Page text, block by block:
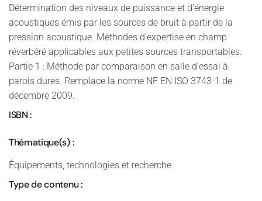
Détermination des niveaux de puissance et d'énergie
acoustiques émis par les sources de bruit à partir de la
pression acoustique. Méthodes d'expertise en champ
réverbéré applicables aux petites sources transportables.
Partie 1 : Méthode par comparaison en salle d'essai à
parois dures. Remplace la norme NF EN ISO 3743-1 de
décembre 2009.
ISBN :
Thématique(s) :
Équipements, technologies et recherche
Type de contenu :